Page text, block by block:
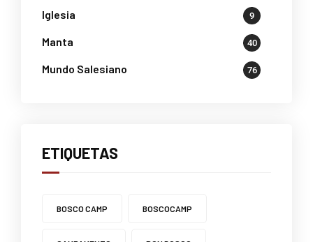
Iglesia 9
Manta 40
Mundo Salesiano 76
ETIQUETAS
BOSCO CAMP BOSCOCAMP